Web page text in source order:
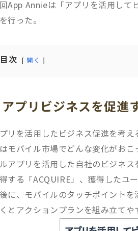
App Annieは「アプリを活用して
行った。
目次 開く
アプリビジネスを促進
リを活用したビジネス促進を考
モバイル市場でどんな変化がお
アプリを活用した自社のビジネ
する「ACQUIRE」、獲得したユ
に、モバイルのタッチポイント
とアクションプランを組み立てや